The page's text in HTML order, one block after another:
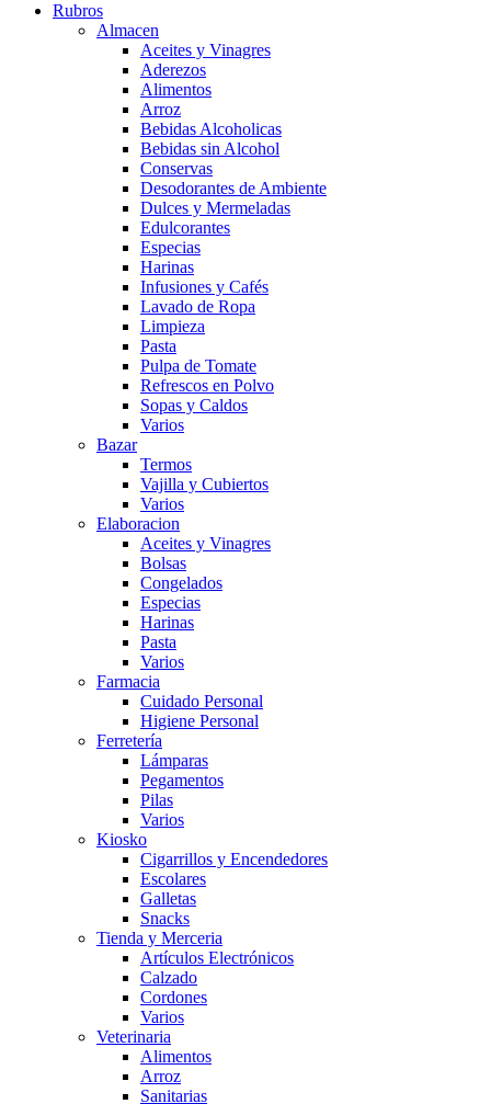
Rubros
Almacen
Aceites y Vinagres
Aderezos
Alimentos
Arroz
Bebidas Alcoholicas
Bebidas sin Alcohol
Conservas
Desodorantes de Ambiente
Dulces y Mermeladas
Edulcorantes
Especias
Harinas
Infusiones y Cafés
Lavado de Ropa
Limpieza
Pasta
Pulpa de Tomate
Refrescos en Polvo
Sopas y Caldos
Varios
Bazar
Termos
Vajilla y Cubiertos
Varios
Elaboracion
Aceites y Vinagres
Bolsas
Congelados
Especias
Harinas
Pasta
Varios
Farmacia
Cuidado Personal
Higiene Personal
Ferretería
Lámparas
Pegamentos
Pilas
Varios
Kiosko
Cigarrillos y Encendedores
Escolares
Galletas
Snacks
Tienda y Merceria
Artículos Electrónicos
Calzado
Cordones
Varios
Veterinaria
Alimentos
Arroz
Sanitarias